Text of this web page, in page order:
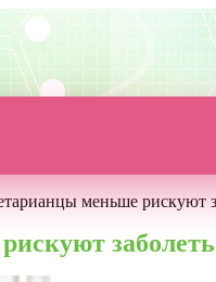
меньше рискуют